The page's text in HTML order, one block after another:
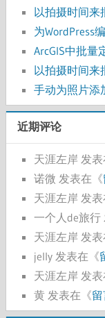
以拍摄时间来
为WordPress
ArcGIS中批量
以拍摄时间来
手动为照片添
近期评论
天涯左岸 发
诺微 发表在《
天涯左岸 发
一个人de旅行
天涯左岸 发
jelly 发表在《
天涯左岸 发
黄 发表在《